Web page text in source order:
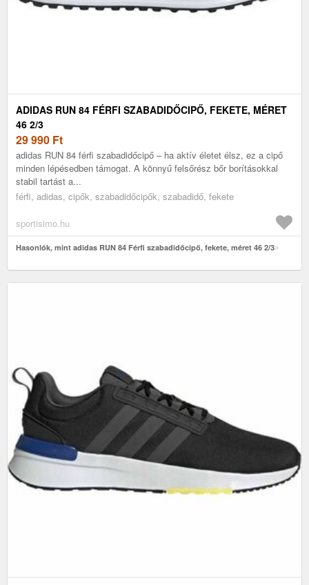
ADIDAS RUN 84 FÉRFI SZABADIDŐCIPŐ, FEKETE, MÉRET
46 2/3
29 990 Ft
adidas RUN 84 férfi szabadidőcipő – ha aktív életet élsz, ez a cipő
minden lépésedben támogat. A könnyű felsőrész bőr borításokkal
stabil tartást a...
férfi, adidas, cipők, szabadidőcipők, szabadidő, fekete
sportisimo.hu
Hasonlók, mint adidas RUN 84 Férfi szabadidőcipő, fekete, méret 46 2/3